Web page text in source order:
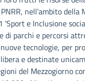
nell’ambito della
'Sport e Inclusione
di parchi e percorsi
tecnologie, per
e destinate
del Mezzogiorno